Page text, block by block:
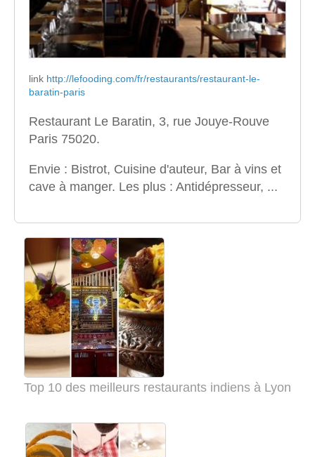
link http://lefooding.com/fr/restaurants/restaurant-le-
baratin-paris
Restaurant Le Baratin, 3, rue Jouye-Rouve
Paris 75020.
Envie : Bistrot, Cuisine d'auteur, Bar à vins et
cave à manger. Les plus : Antidépresseur, ...
Top 10 des meilleurs restaurants indiens à Lyon